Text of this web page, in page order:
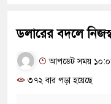
ডলারের বদলে
আপডেট সময়
৩৭২ বার পড়া হয়েছে